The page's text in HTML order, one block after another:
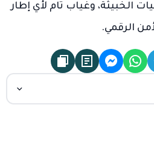
الخبيثة، وغياب تام لأي إطار
الرقمي.